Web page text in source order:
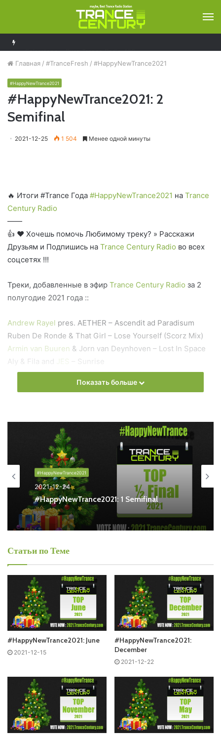
Главная / #TranceFresh / #HappyNewTrance2021
#HappyNewTrance2021
#HappyNewTrance2021: 2
Semifinal
2021-12-25 1 504 Менее одной минуты
🔥 Итоги #Trance Года #HappyNewTrance2021 на Trance
Century Radio
——
👍 ❤ Хочешь помочь Любимому треку? » Расскажи
Друзьям и Подпишись на Trance Century Radio во всех
соцсетях !!!
Треки, добавленные в эфир Trance Century Radio за 2
полугодие 2021 года ::
Andrew Rayel pres. AETHER – Ascendit ad Paradisum
Ruben De Ronde & That Girl – Lose Yourself (Scorz Mix)
Armin van Buuren & Jorn van Deynhoven – Lost In Space
Aly & Fila and
JES – Sunrise
Armin van BuurenAnd Aly & Fila feat. Kazi Jay – For All
Голосуй прямо сейчас:
Понравился выпуск?
Пользовательская оценка:Будь первым !
Показать больше
#HappyNewTrance2021
2021-12-24
#HappyNewTrance2021: 1 Semifinal
Статьи по Теме
#HappyNewTrance2021: June
2021-12-15
#HappyNewTrance2021:
December
2021-12-22